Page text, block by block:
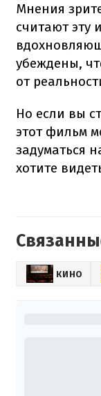
Мнения
считают эту
убеждены,
от
Но если вы
этот фильм
задуматься
хотите
КИНО